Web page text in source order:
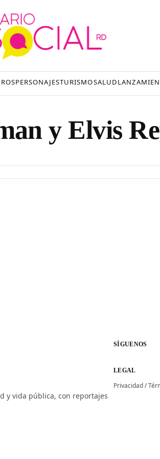
PERSONAJESTURISMOSALUD
y Elvis
y vida pública, con reportajes
SÍGUENOS
LEGAL
Privacidad/